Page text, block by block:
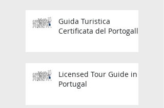
Guida Turistica
Certificata del Portogallo
Licensed Tour Guide in
Portugal